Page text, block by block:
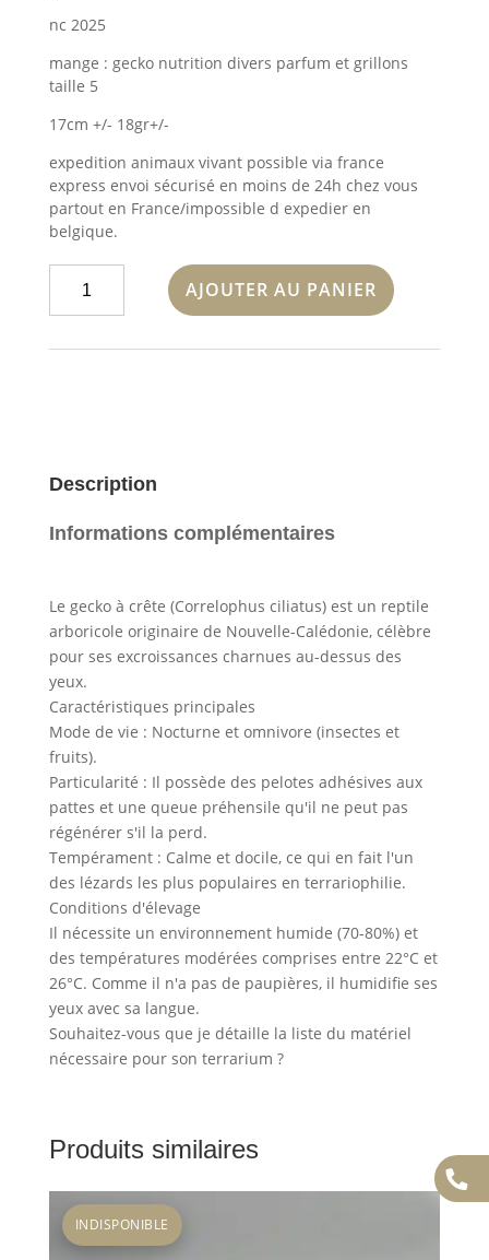
nc 2025
mange : gecko nutrition divers parfum et grillons
taille 5
17cm +/- 18gr+/-
expedition animaux vivant possible via france
express envoi sécurisé en moins de 24h chez vous
partout en France/impossible d expedier en
belgique.
Ciliatus
AJOUTER AU PANIER
Description
Informations complémentaires
Le gecko à crête (Correlophus ciliatus) est un reptile
arboricole originaire de Nouvelle-Calédonie, célèbre
pour ses excroissances charnues au-dessus des
yeux.
Caractéristiques principales
Mode de vie : Nocturne et omnivore (insectes et
fruits).
Particularité : Il possède des pelotes adhésives aux
pattes et une queue préhensile qu'il ne peut pas
régénérer s'il la perd.
Tempérament : Calme et docile, ce qui en fait l'un
des lézards les plus populaires en terrariophilie.
Conditions d'élevage
Il nécessite un environnement humide (70-80%) et
des températures modérées comprises entre 22°C et
26°C. Comme il n'a pas de paupières, il humidifie ses
yeux avec sa langue.
Souhaitez-vous que je détaille la liste du matériel
nécessaire pour son terrarium ?
Produits similaires
INDISPONIBLE